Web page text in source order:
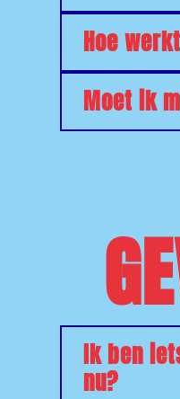
Hoe
Moet ik
Ik ben
nu?